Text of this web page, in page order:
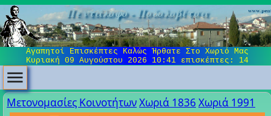
Πεντάλοφο - Ποδολοβίτσα
Αγαπητοί Επισκέπτες Καλώς Ήρθατε Στο Χωριό Μας
Κυριακή 09 Αυγούστου 2026 10:41 επισκέπτες: 14
Μετονομασίες ΚοινοτήτωνΧωριά 1836 Χωριά 1991